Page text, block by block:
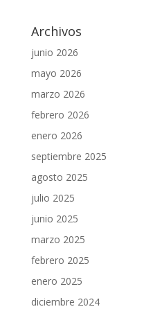
Archivos
junio 2026
mayo 2026
marzo 2026
febrero 2026
enero 2026
septiembre 2025
agosto 2025
julio 2025
junio 2025
marzo 2025
febrero 2025
enero 2025
diciembre 2024